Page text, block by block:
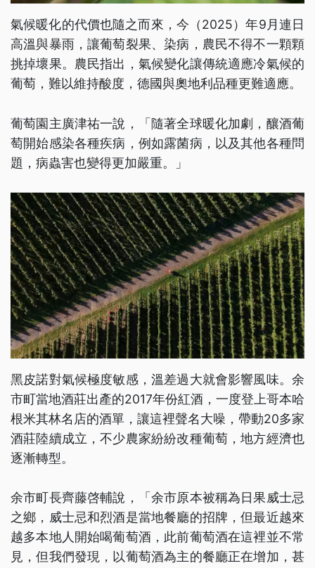
氣候暖化的代價也隨之而來，今（2025）年9月連日
高溫與暴雨，讓葡萄裂果、染病，農民不得不一顆顆
挑掉壞果。農民指出，氣候變化讓傳統適應冷氣候的
葡萄，難以維持酸度，德國與奧地利品種更難適應。
葡萄園主廣津祐一說，「隨著全球暖化加劇，釀酒葡
萄開始感染各種疾病，例如露菌病，以及其他各種問
題，病蟲害也變得更加嚴重。」
黑皮諾對氣候極度敏感，溫差過大就會影響風味。余
市町當地酒莊出產的2017年份紅酒，一度登上哥本哈
根米其林名店的酒單，讓這裡聲名大噪，帶動20多家
酒莊陸續成立，不少農家紛紛改種葡萄，地方經濟也
逐漸轉型。
余市町長齊藤啓輔說，「余市原本被稱為日果威士忌
之鄉，威士忌和烈酒是當地餐廳的招牌，但最近越來
越多本地人開始喝葡萄酒，此前葡萄酒在這裡並不常
見，但我們發現，以葡萄酒為主的餐廳正在增加，甚